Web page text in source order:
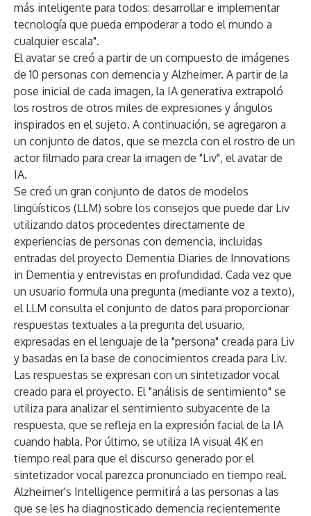
más inteligente para todos: desarrollar e implementar
tecnología que pueda empoderar a todo el mundo a
cualquier escala".
El avatar se creó a partir de un compuesto de imágenes
de 10 personas con demencia y Alzheimer. A partir de la
pose inicial de cada imagen, la IA generativa extrapoló
los rostros de otros miles de expresiones y ángulos
inspirados en el sujeto. A continuación, se agregaron a
un conjunto de datos, que se mezcla con el rostro de un
actor filmado para crear la imagen de "Liv", el avatar de
IA.
Se creó un gran conjunto de datos de modelos
lingüísticos (LLM) sobre los consejos que puede dar Liv
utilizando datos procedentes directamente de
experiencias de personas con demencia, incluidas
entradas del proyecto Dementia Diaries de Innovations
in Dementia y entrevistas en profundidad. Cada vez que
un usuario formula una pregunta (mediante voz a texto),
el LLM consulta el conjunto de datos para proporcionar
respuestas textuales a la pregunta del usuario,
expresadas en el lenguaje de la "persona" creada para Liv
y basadas en la base de conocimientos creada para Liv.
Las respuestas se expresan con un sintetizador vocal
creado para el proyecto. El "análisis de sentimiento" se
utiliza para analizar el sentimiento subyacente de la
respuesta, que se refleja en la expresión facial de la IA
cuando habla. Por último, se utiliza IA visual 4K en
tiempo real para que el discurso generado por el
sintetizador vocal parezca pronunciado en tiempo real.
Alzheimer's Intelligence permitirá a las personas a las
que se les ha diagnosticado demencia recientemente